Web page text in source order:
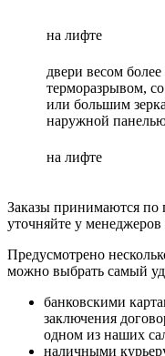
на лифте
двери весом более
терморазрывом,
или большим
наружной
на лифте
Заказы принимаются по
уточняйте у менеджеров
Предусмотрено
можно выбрать самый
банковскими
заключения
одном из наших
наличными